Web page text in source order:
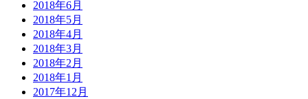
2018年6月
2018年5月
2018年4月
2018年3月
2018年2月
2018年1月
2017年12月